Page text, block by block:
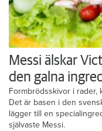
Messi älskar
den galna
Formbrödsskivor i rader,
Det är basen i den
lägger till en
självaste Messi.